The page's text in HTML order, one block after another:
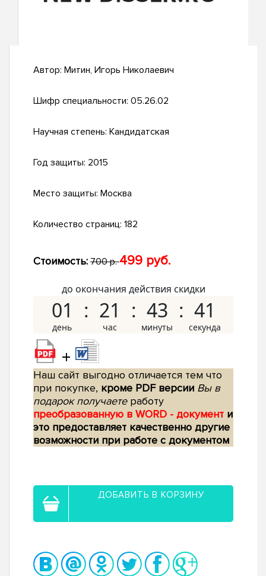
Автор: Митин, Игорь Николаевич
Шифр специальности: 05.26.02
Научная степень: Кандидатская
Год защиты: 2015
Место защиты: Москва
Количество страниц: 182
Стоимость: 700 р.499 руб.
до окончания действия скидки
01 21 43 40
+
Наш сайт выгодно отличается тем что
при покупке, кроме PDF версии Вы в
подарок получаетеработу
преобразованную в WORD - документ и
это предоставляет качественно другие
возможности при работе с документом
ДОБАВИТЬ В КОРЗИНУ